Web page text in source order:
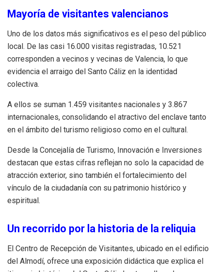
Mayoría de visitantes valencianos
Uno de los datos más significativos es el peso del público
local. De las casi 16.000 visitas registradas, 10.521
corresponden a vecinos y vecinas de Valencia, lo que
evidencia el arraigo del Santo Cáliz en la identidad
colectiva.
A ellos se suman 1.459 visitantes nacionales y 3.867
internacionales, consolidando el atractivo del enclave tanto
en el ámbito del turismo religioso como en el cultural.
Desde la Concejalía de Turismo, Innovación e Inversiones
destacan que estas cifras reflejan no solo la capacidad de
atracción exterior, sino también el fortalecimiento del
vínculo de la ciudadanía con su patrimonio histórico y
espiritual.
Un recorrido por la historia de la reliquia
El Centro de Recepción de Visitantes, ubicado en el edificio
del Almodí, ofrece una exposición didáctica que explica el